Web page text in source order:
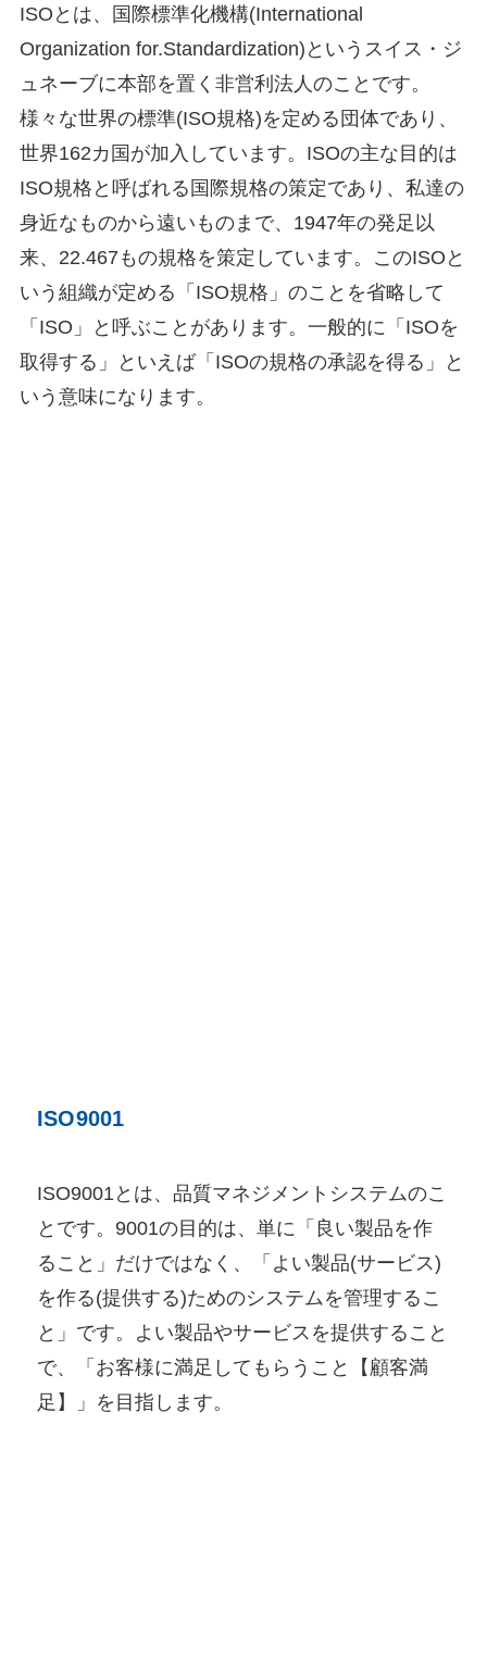
ISOとは、国際標準化機構(International
Organization for.Standardization)というスイス・ジ
ュネーブに本部を置く非営利法人のことです。
様々な世界の標準(ISO規格)を定める団体であり、
世界162カ国が加入しています。ISOの主な目的は
ISO規格と呼ばれる国際規格の策定であり、私達の
身近なものから遠いものまで、1947年の発足以
来、22.467もの規格を策定しています。このISOと
いう組織が定める「ISO規格」のことを省略して
「ISO」と呼ぶことがあります。一般的に「ISOを
取得する」といえば「ISOの規格の承認を得る」と
いう意味になります。
ISO9001
ISO9001とは、品質マネジメントシステムのこ
とです。9001の目的は、単に「良い製品を作
ること」だけではなく、「よい製品(サービス)
を作る(提供する)ためのシステムを管理するこ
と」です。よい製品やサービスを提供すること
で、「お客様に満足してもらうこと【顧客満
足】」を目指します。